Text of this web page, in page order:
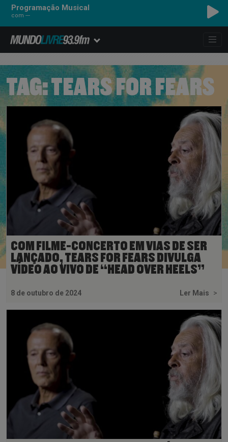
Programação Musical
com ---
TAG:TEARS FOR FEARS
COM FILME-CONCERTO EM VIAS DE SER
LANÇADO, TEARS FOR FEARS DIVULGA
VÍDEO AO VIVO DE “HEAD OVER HEELS”
8 de outubro de 2024 Ler Mais >